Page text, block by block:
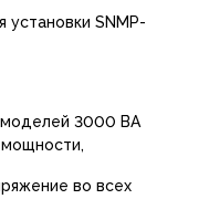
SNMP-
3000 ВА
во всех